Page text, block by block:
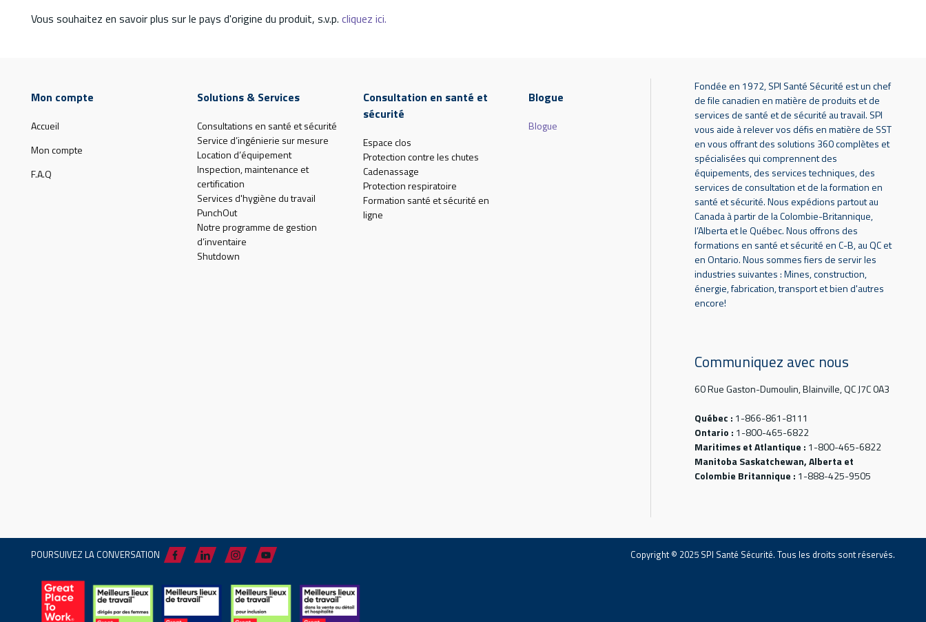
Vous souhaitez en savoir plus sur le pays d'origine du produit, s.v.p. cliquez ici.
Mon compte
Accueil
Mon compte
F.A.Q
Solutions & Services
Consultations en santé et sécurité
Service d’ingénierie sur mesure
Location d’équipement
Inspection, maintenance et
certification
Services d'hygiène du travail
PunchOut
Notre programme de gestion
d’inventaire
Shutdown
Consultation en santé et
sécurité
Espace clos
Protection contre les chutes
Cadenassage
Protection respiratoire
Formation santé et sécurité en
ligne
Blogue
Blogue
Fondée en 1972, SPI Santé Sécurité est un chef
de file canadien en matière de produits et de
services de santé et de sécurité au travail. SPI
vous aide à relever vos défis en matière de SST
en vous offrant des solutions 360 complètes et
spécialisées qui comprennent des
équipements, des services techniques, des
services de consultation et de la formation en
santé et sécurité. Nous expédions partout au
Canada à partir de la Colombie-Britannique,
l’Alberta et le Québec. Nous offrons des
formations en santé et sécurité en C-B, au QC et
en Ontario. Nous sommes fiers de servir les
industries suivantes : Mines, construction,
énergie, fabrication, transport et bien d'autres
encore!
Communiquez avec nous
60 Rue Gaston-Dumoulin, Blainville, QC J7C 0A3
Québec : 1-866-861-8111
Ontario : 1-800-465-6822
Maritimes et Atlantique : 1-800-465-6822
Manitoba Saskatchewan, Alberta et
Colombie Britannique : 1-888-425-9505
POURSUIVEZ LA CONVERSATION Copyright © 2025 SPI Santé Sécurité. Tous les droits sont réservés.